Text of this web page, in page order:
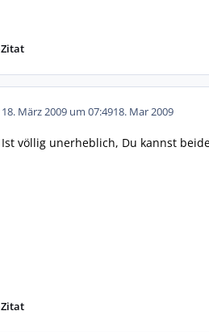
Zitat
18. März 2009 um 07:4918. Mar 2009
Ist völlig unerheblich, Du kannst
Zitat